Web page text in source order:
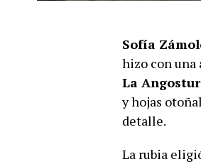
Sofía
hizo con una
La
y hojas
detalle.
La rubia